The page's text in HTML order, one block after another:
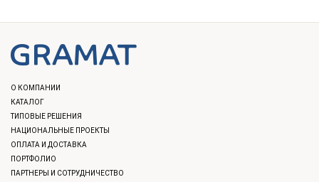
О КОМПАНИИ
КАТАЛОГ
ТИПОВЫЕ РЕШЕНИЯ
НАЦИОНАЛЬНЫЕ ПРОЕКТЫ
ОПЛАТА И ДОСТАВКА
ПОРТФОЛИО
ПАРТНЕРЫ И СОТРУДНИЧЕСТВО